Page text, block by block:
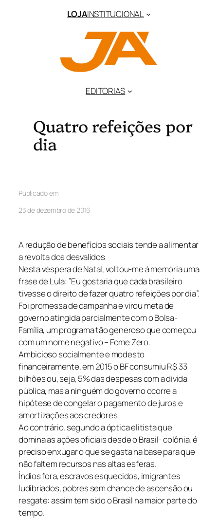
LOJAINSTITUCIONAL
EDITORIAS
Quatro refeições por
dia
Publicado em
23 de dezembro de 2016
A redução de benefícios sociais tende a alimentar
a revolta dos desvalidos
Nesta véspera de Natal, voltou-me à memória uma
frase de Lula: ”Eu gostaria que cada brasileiro
tivesse o direito de fazer quatro refeições por dia”.
Foi promessa de campanha e virou meta de
governo atingida parcialmente com o Bolsa-
Família, um programa tão generoso que começou
com um nome negativo – Fome Zero.
Ambicioso socialmente e modesto
financeiramente, em 2015 o BF consumiu R$ 33
bilhões ou, seja, 5% das despesas com a dívida
pública, mas a ninguém do governo ocorre a
hipótese de congelar o pagamento de juros e
amortizações aos credores.
Ao contrário, segundo a óptica elitista que
domina as ações oficiais desde o Brasil- colônia, é
preciso enxugar o que se gasta na base para que
não faltem recursos nas altas esferas.
Índios fora, escravos esquecidos, imigrantes
ludibriados, pobres sem chance de ascensão ou
resgate: assim tem sido o Brasil na maior parte do
tempo.